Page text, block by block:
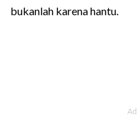
bukanlah karena hantu.